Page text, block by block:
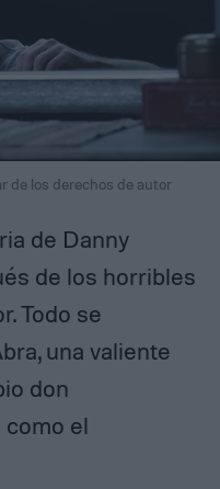
de los derechos de autor
de Danny
de los horribles
Todo se
una valiente
don
el